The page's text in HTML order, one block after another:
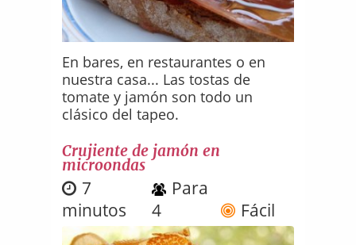
En bares, en restaurantes o en
nuestra casa... Las tostas de
tomate y jamón son todo un
clásico del tapeo.
Crujiente de jamón en
microondas
7
minutos
Para
4
Fácil